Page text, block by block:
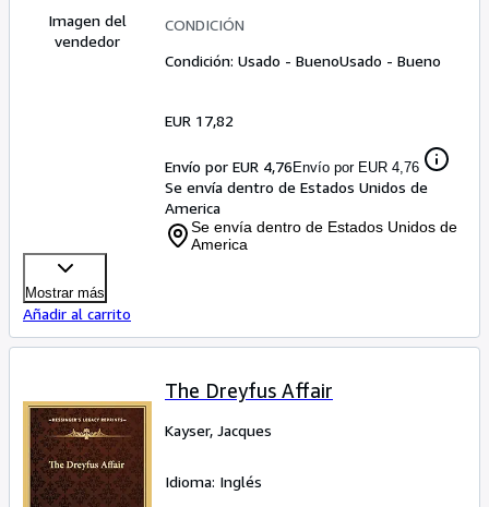
Imagen del
vendedor
CONDICIÓN
Condición: Usado - BuenoUsado - Bueno
EUR 17,82
Envío por EUR 4,76 Envío por EUR 4,76
Se envía dentro de Estados Unidos de
America
Se envía dentro de Estados Unidos de
America
Mostrar más
Añadir al carrito
The Dreyfus Affair
Kayser, Jacques
Idioma: Inglés